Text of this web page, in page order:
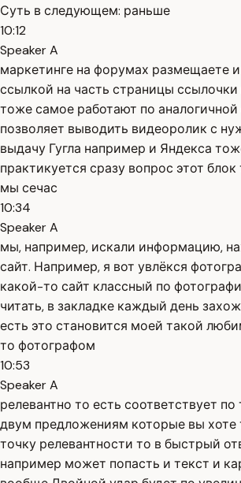
Суть в следующем: раньше
10:12
Speaker A
маркетинге на форумах размещаете
ссылкой на часть страницы
тоже самое работают по
позволяет выводить видеоролик с
выдачу Гугла например и Яндекса
практикуется сразу вопрос этот
мы сечас
10:34
Speaker A
мы, например, искали информацию,
сайт. Например, я вот увлёкся
какой-то сайт классный по
читать, в закладке каждый день
есть это становится моей такой
то фотографом
10:53
Speaker A
релевантно то есть соответствует
двум предложениям которые вы хоте
точку релевантности то в быстрый
например может попасть и текст и